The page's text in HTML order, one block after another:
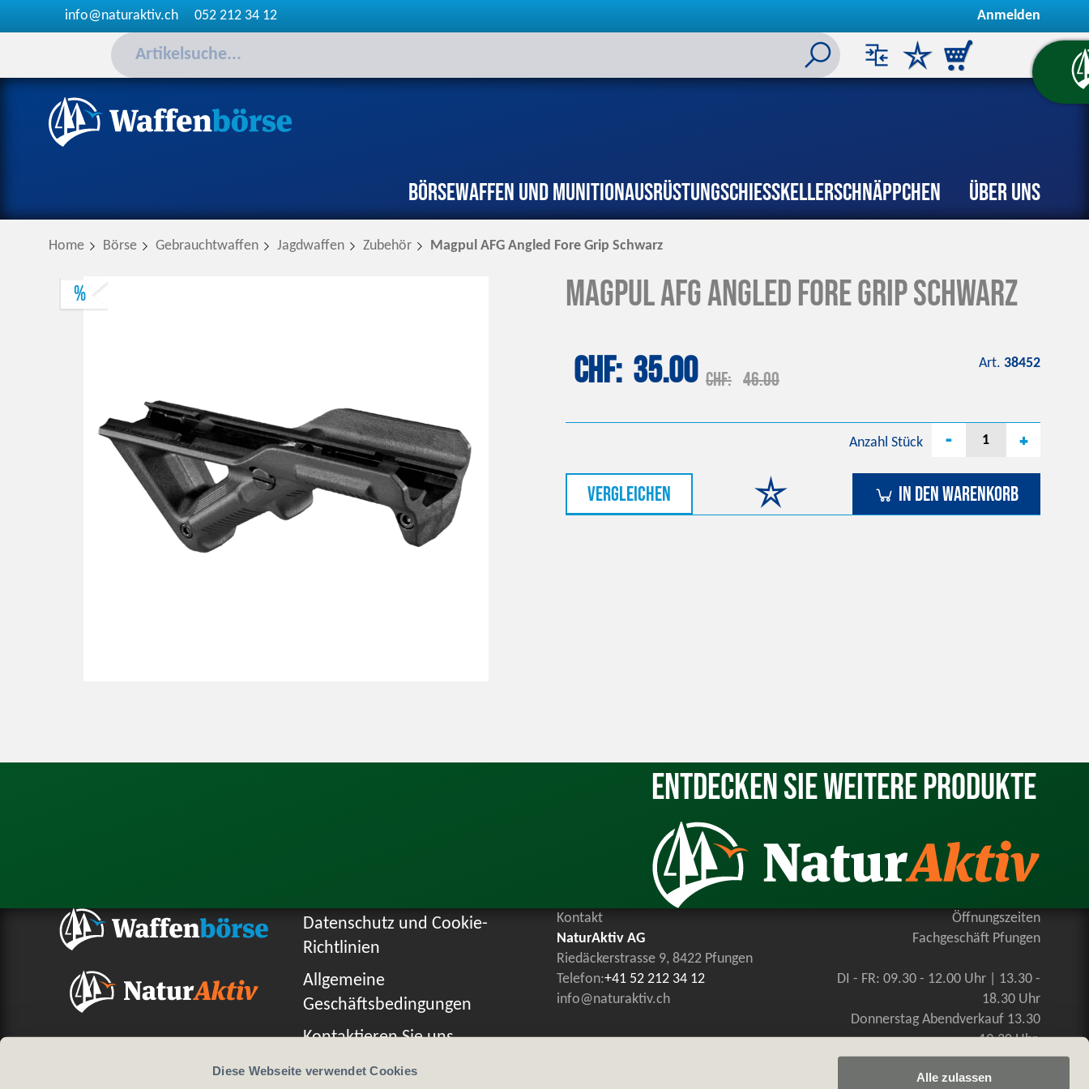
Diese Webseite verwendet Cookies
Alle zulassen
info@naturaktiv.ch 052 212 34 12 Anmelden
BörseWaffen und MunitionAusrüstungSchiesskellerSchnäppchen Über uns
Home Börse Gebrauchtwaffen Jagdwaffen Zubehör Magpul AFG Angled Fore Grip Schwarz
% Magpul AFG Angled Fore Grip Schwarz
CHF 46.00
CHF 35.00 Art. 38452
vergleichen
Anzahl Stück - +
In den Warenkorb
Entdecken Sie weitere Produkte
Datenschutz und Cookie-
Richtlinien
Allgemeine
Geschäftsbedingungen
Kontaktieren Sie uns
Kontakt
NaturAktiv AG
Riedäckerstrasse 9, 8422 Pfungen
Telefon:+41 52 212 34 12
info@naturaktiv.ch
Öffnungszeiten
Fachgeschäft Pfungen
DI - FR: 09.30 - 12.00 Uhr | 13.30 -
18.30 Uhr
Donnerstag Abendverkauf 13.30
-19.30 Uhr
SA: 09.00 - 16.00 Uhr, durchgehend